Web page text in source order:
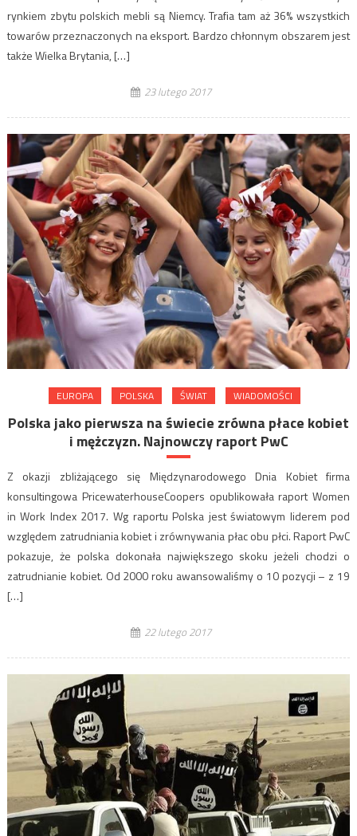
rynkiem zbytu polskich mebli są Niemcy. Trafia tam aż 36% wszystkich
towarów przeznaczonych na eksport. Bardzo chłonnym obszarem jest
także Wielka Brytania, […]
23 lutego 2017
EUROPA POLSKA ŚWIAT WIADOMOŚCI
Polska jako pierwsza na świecie zrówna płace kobiet
i mężczyzn. Najnowczy raport PwC
Z okazji zbliżającego się Międzynarodowego Dnia Kobiet firma
konsultingowa PricewaterhouseCoopers opublikowała raport Women
in Work Index 2017. Wg raportu Polska jest światowym liderem pod
względem zatrudniania kobiet i zrównywania płac obu płci. Raport PwC
pokazuje, że polska dokonała największego skoku jeżeli chodzi o
zatrudnianie kobiet. Od 2000 roku awansowaliśmy o 10 pozycji – z 19
[…]
22 lutego 2017